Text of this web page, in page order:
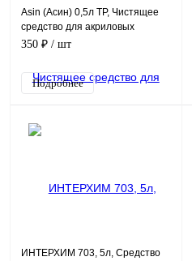
Asin (Асин) 0,5л ТР, Чистящее
средство для акриловых
поверхностей
350 ₽ / шт
Подробнее
ИНТЕРХИМ 703, 5л, Средство